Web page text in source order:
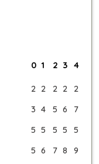
0 1 2 3 4
2 2 2 2
2
3 4 5 6
7
5 5 5 5
5
5 6 7 8
9